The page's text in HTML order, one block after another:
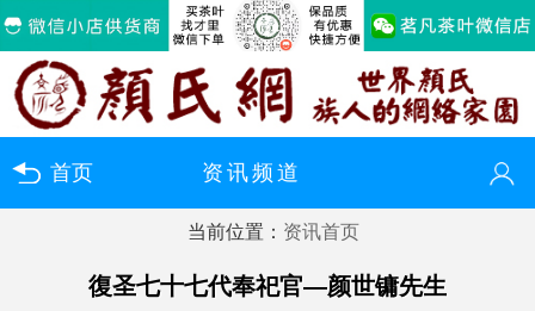
首页 资讯频道
您好！欢迎来到颜氏网（颜氏文商网）
当前位置： 资讯首页
復圣七十七代奉祀官—颜世镛先生